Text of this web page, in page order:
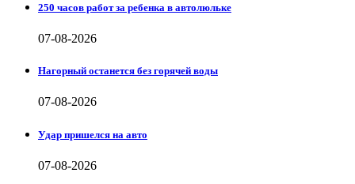
250 часов работ за ребенка в автолюльке
07-08-2026
Нагорный останется без горячей воды
07-08-2026
Удар пришелся на авто
07-08-2026